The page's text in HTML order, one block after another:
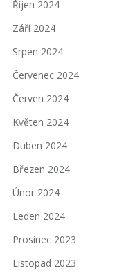
Říjen 2024
Září 2024
Srpen 2024
Červenec 2024
Červen 2024
Květen 2024
Duben 2024
Březen 2024
Únor 2024
Leden 2024
Prosinec 2023
Listopad 2023